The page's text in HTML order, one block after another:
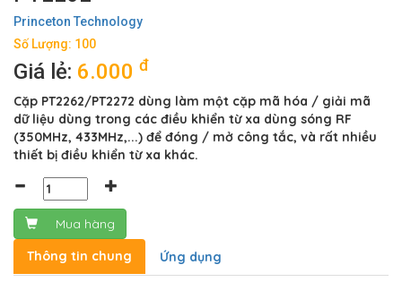
Princeton Technology
Số Lượng: 100
Giá lẻ: 6.000 đ
Cặp PT2262/PT2272 dùng làm một cặp mã hóa / giải mã
dữ liệu dùng trong các điều khiển từ xa dùng sóng RF
(350MHz, 433MHz,...) để đóng / mở công tắc, và rất nhiều
thiết bị điều khiển từ xa khác.
Mua hàng
Thông tin chung
Ứng dụng